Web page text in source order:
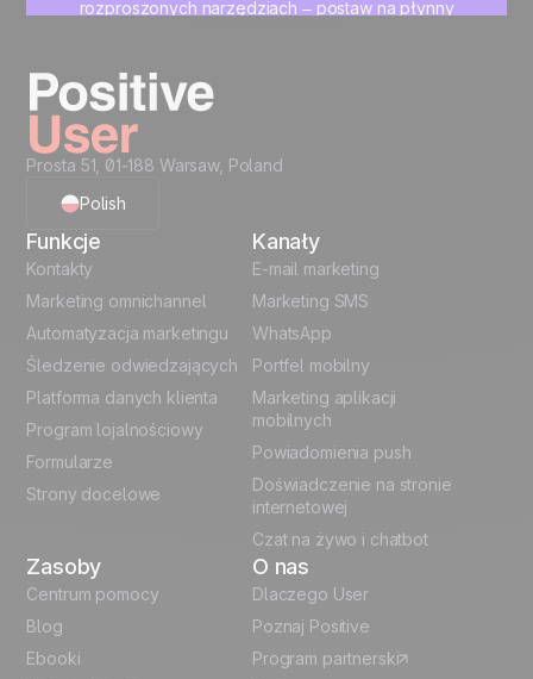
rozproszonych narzędziach – postaw na płynny
Prosta 51, 01-188 Warsaw, Poland
Polish
English
French
German
Italian
Español
Funkcje
Kontakty
Marketing omnichannel
Automatyzacja marketingu
Śledzenie odwiedzających
Platforma danych klienta
Program lojalnościowy
Formularze
Strony docelowe
Kanały
E-mail marketing
Marketing SMS
WhatsApp
Portfel mobilny
Marketing aplikacji
mobilnych
Powiadomienia push
Doświadczenie na stronie
internetowej
Czat na żywo i chatbot
Zasoby
Centrum pomocy
Blog
Ebooki
O nas
Dlaczego User
Poznaj Positive
Program partnerski